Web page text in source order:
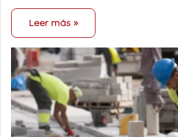
Leer más »